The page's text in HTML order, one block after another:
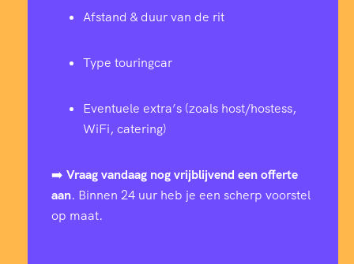
Afstand & duur van de rit
Type touringcar
Eventuele extra’s (zoals host/hostess,
WiFi, catering)
➡️ Vraag vandaag nog vrijblijvend een offerte
aan. Binnen 24 uur heb je een scherp voorstel
op maat.